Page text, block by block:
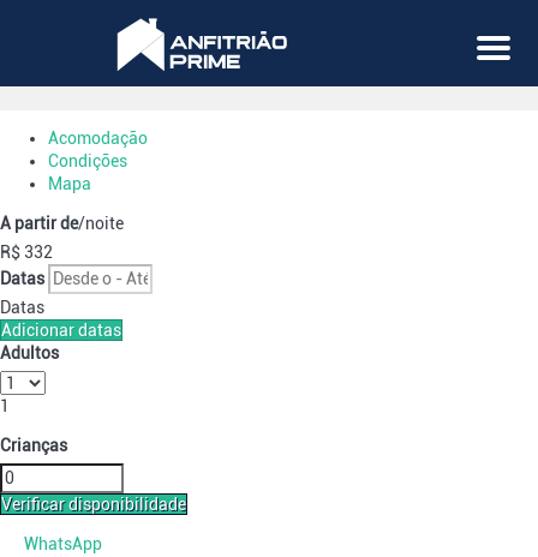
Menu
Acomodação
Condições
Mapa
A partir de/noite
R$ 332
Datas
Datas
Adicionar datas
Adultos
1
Crianças
Verificar disponibilidade
WhatsApp